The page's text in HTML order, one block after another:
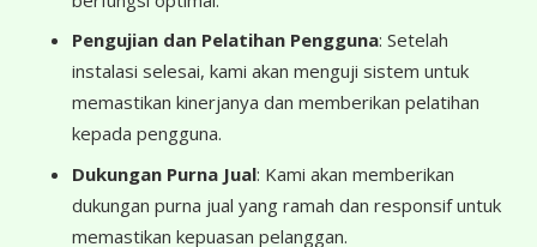
Pengujian dan Pelatihan Pengguna: Setelah
instalasi selesai, kami akan menguji sistem untuk
memastikan kinerjanya dan memberikan pelatihan
kepada pengguna.
Dukungan Purna Jual: Kami akan memberikan
dukungan purna jual yang ramah dan responsif untuk
memastikan kepuasan pelanggan.